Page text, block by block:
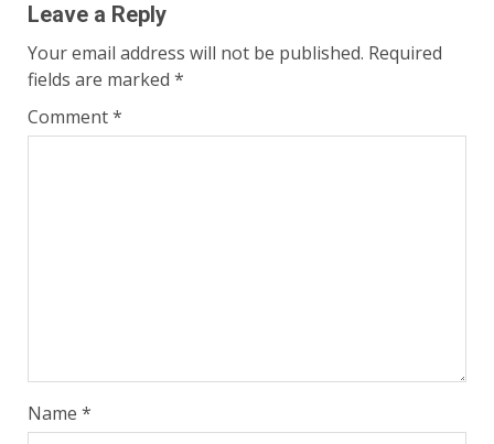
Leave a Reply
Your email address will not be published. Required
fields are marked *
Comment*
Name *